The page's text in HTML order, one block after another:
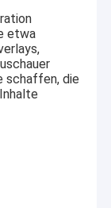
etwa
schaffen, die